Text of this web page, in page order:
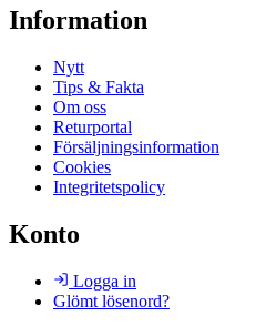
Information
Nytt
Tips & Fakta
Om oss
Returportal
Försäljningsinformation
Cookies
Integritetspolicy
Konto
Logga in
Glömt lösenord?